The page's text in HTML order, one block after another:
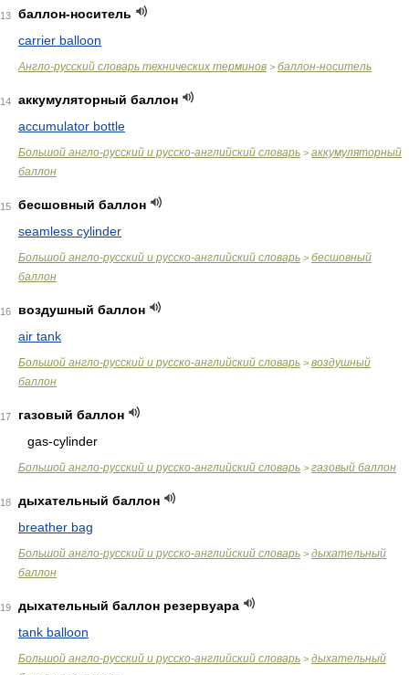
13
баллон-носитель
carrier balloon
Англо-русский словарь технических терминов > баллон-носитель
14
аккумуляторный баллон
accumulator bottle
Большой англо-русский и русско-английский словарь > аккумуляторный
баллон
15
бесшовный баллон
seamless cylinder
Большой англо-русский и русско-английский словарь > бесшовный
баллон
16
воздушный баллон
air tank
Большой англо-русский и русско-английский словарь > воздушный
баллон
17
газовый баллон
gas-cylinder
Большой англо-русский и русско-английский словарь > газовый баллон
18
дыхательный баллон
breather bag
Большой англо-русский и русско-английский словарь > дыхательный
баллон
19
дыхательный баллон резервуара
tank balloon
Большой англо-русский и русско-английский словарь > дыхательный